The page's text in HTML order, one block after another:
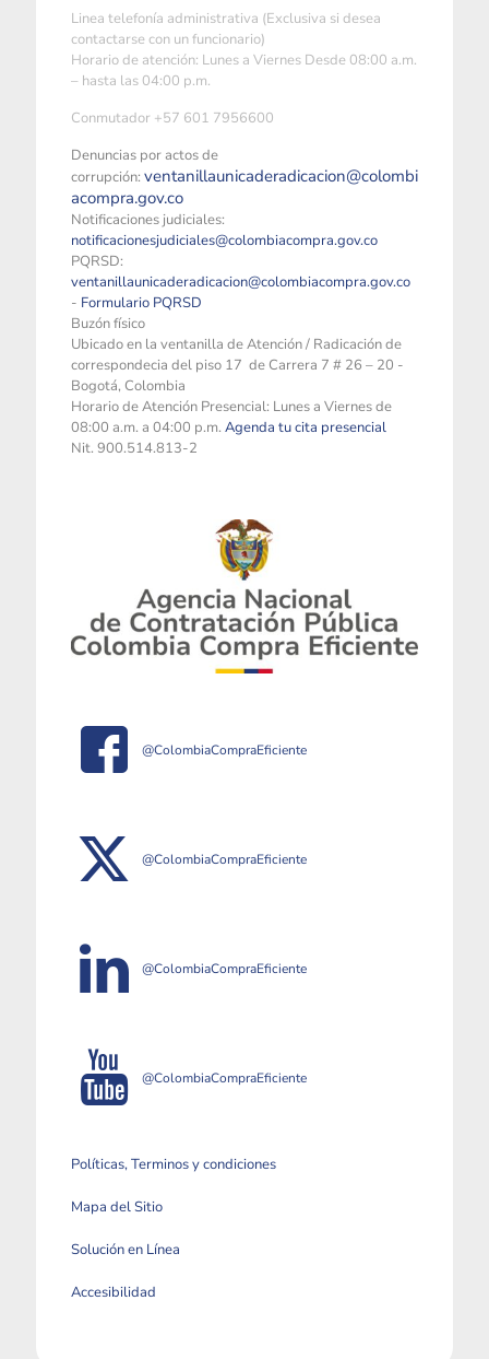
Linea telefonía administrativa (Exclusiva si desea
contactarse con un funcionario)
Horario de atención: Lunes a Viernes Desde 08:00 a.m.
– hasta las 04:00 p.m.
Conmutador +57 601 7956600
Denuncias por actos de
corrupción: ventanillaunicaderadicacion@colombi
acompra.gov.co
Notificaciones judiciales:
notificacionesjudiciales@colombiacompra.gov.co
PQRSD:
ventanillaunicaderadicacion@colombiacompra.gov.co
- Formulario PQRSD
Buzón físico
Ubicado en la ventanilla de Atención / Radicación de
correspondecia del piso 17 de Carrera 7 # 26 – 20 -
Bogotá, Colombia
Horario de Atención Presencial: Lunes a Viernes de
08:00 a.m. a 04:00 p.m. Agenda tu cita presencial
Nit. 900.514.813-2
@ColombiaCompraEficiente
@ColombiaCompraEficiente
@ColombiaCompraEficiente
@ColombiaCompraEficiente
Políticas, Terminos y condiciones
Mapa del Sitio
Solución en Línea
Accesibilidad